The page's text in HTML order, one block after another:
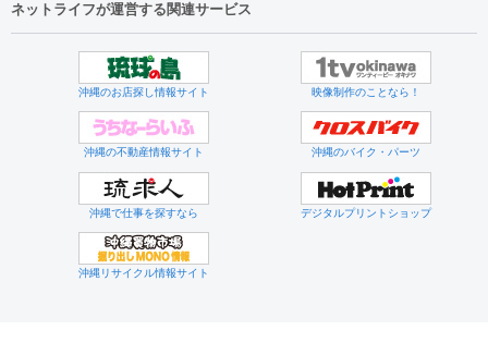
ネットライフが運営する関連サービス
沖縄のお店探し情報サイト 映像制作のことなら！
沖縄の不動産情報サイト 沖縄のバイク・パーツ
沖縄で仕事を探すなら デジタルプリントショップ
沖縄リサイクル情報サイト